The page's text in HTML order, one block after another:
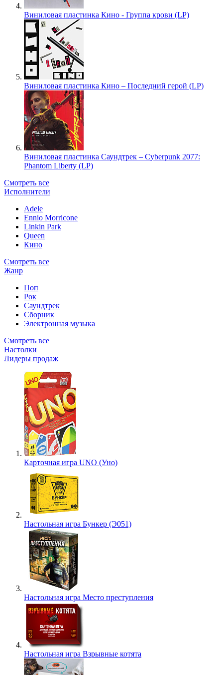
Виниловая пластинка Кино - Группа крови (LP)
Виниловая пластинка Кино – Последний герой (LP)
Виниловая пластинка Саундтрек – Cyberpunk 2077:
Phantom Liberty (LP)
Смотреть все
Исполнители
Adele
Ennio Morricone
Linkin Park
Queen
Кино
Смотреть все
Жанр
Поп
Рок
Саундтрек
Сборник
Электронная музыка
Смотреть все
Настолки
Лидеры продаж
Карточная игра UNO (Уно)
Настольная игра Бункер (Э051)
Настольная игра Место преступления
Настольная игра Взрывные котята